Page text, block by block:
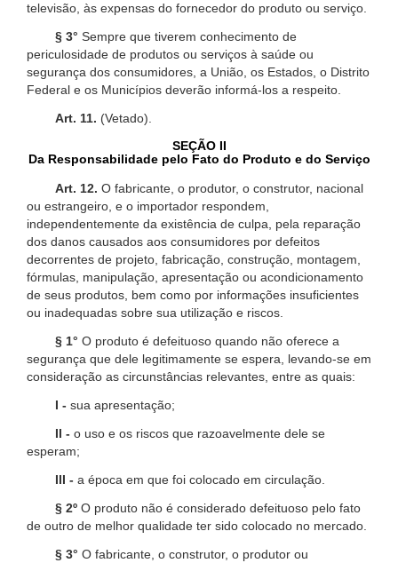
televisão, às expensas do fornecedor do produto ou serviço.
§ 3° Sempre que tiverem conhecimento de
periculosidade de produtos ou serviços à saúde ou
segurança dos consumidores, a União, os Estados, o Distrito
Federal e os Municípios deverão informá-los a respeito.
Art. 11. (Vetado).
SEÇÃO II
Da Responsabilidade pelo Fato do Produto e do Serviço
Art. 12. O fabricante, o produtor, o construtor, nacional
ou estrangeiro, e o importador respondem,
independentemente da existência de culpa, pela reparação
dos danos causados aos consumidores por defeitos
decorrentes de projeto, fabricação, construção, montagem,
fórmulas, manipulação, apresentação ou acondicionamento
de seus produtos, bem como por informações insuficientes
ou inadequadas sobre sua utilização e riscos.
§ 1° O produto é defeituoso quando não oferece a
segurança que dele legitimamente se espera, levando-se em
consideração as circunstâncias relevantes, entre as quais:
I - sua apresentação;
II - o uso e os riscos que razoavelmente dele se
esperam;
III - a época em que foi colocado em circulação.
§ 2º O produto não é considerado defeituoso pelo fato
de outro de melhor qualidade ter sido colocado no mercado.
§ 3° O fabricante, o construtor, o produtor ou